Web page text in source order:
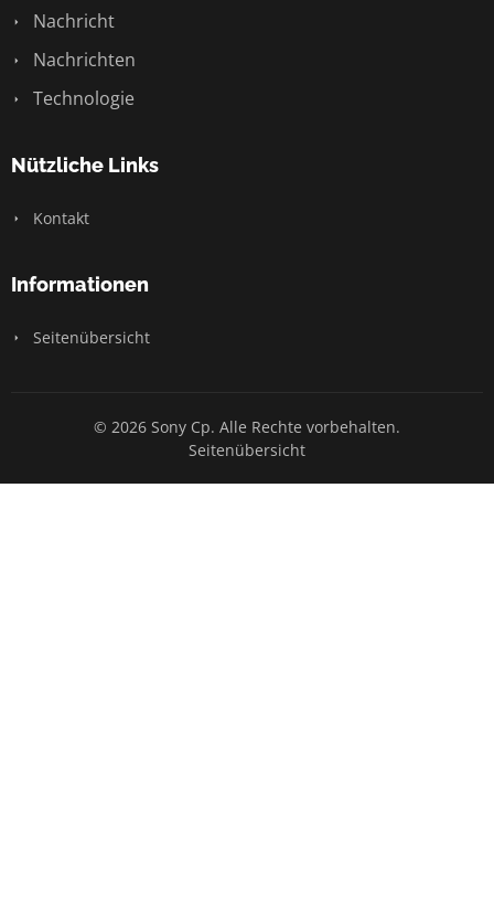
Nachricht
Nachrichten
Technologie
Nützliche Links
Kontakt
Informationen
Seitenübersicht
© 2026 Sony Cp. Alle Rechte vorbehalten.
Seitenübersicht